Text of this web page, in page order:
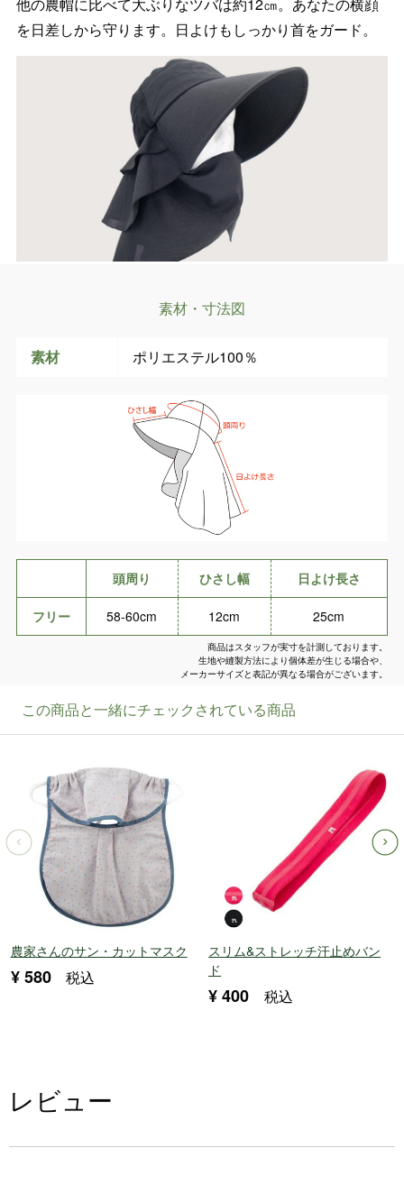
他の農帽に比べて大ぶりなツバは約12㎝。あなたの横顔
を日差しから守ります。日よけもしっかり首をガード。
素材・寸法図
素材 ポリエステル100％
頭周り ひさし幅 日よけ長さ
フリー 58-60cm 12cm 25cm
商品はスタッフが実寸を計測しております。
生地や縫製方法により個体差が生じる場合や、
メーカーサイズと表記が異なる場合がございます。
農家さんのサン・カットマスク
¥ 580 税込
スリム&ストレッチ汗止めバン
ド
¥400 税込
レビュー